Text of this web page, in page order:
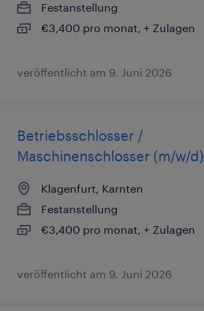
Festanstellung
€3,400 pro monat, + Zulagen
veröffentlicht am 9. Juni 2026
Betriebsschlosser /
Maschinenschlosser (m/w/d)
Klagenfurt, Karnten
Festanstellung
€3,400 pro monat, + Zulagen
veröffentlicht am 9. Juni 2026